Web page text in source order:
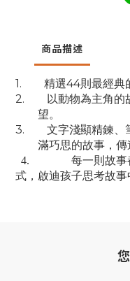
商品描述
1. 精選44則最經典
2.
以動物為主角的
望。
3.
文字淺顯精鍊、
滿巧思的故事，傳
4.
每一則故
式，啟迪孩子思考故事